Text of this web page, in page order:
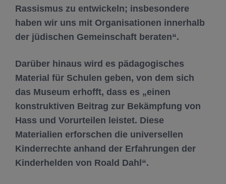
Rassismus zu entwickeln; insbesondere
haben wir uns mit Organisationen innerhalb
der jüdischen Gemeinschaft beraten“.
Darüber hinaus wird es pädagogisches
Material für Schulen geben, von dem sich
das Museum erhofft, dass es „einen
konstruktiven Beitrag zur Bekämpfung von
Hass und Vorurteilen leistet. Diese
Materialien erforschen die universellen
Kinderrechte anhand der Erfahrungen der
Kinderhelden von Roald Dahl“.